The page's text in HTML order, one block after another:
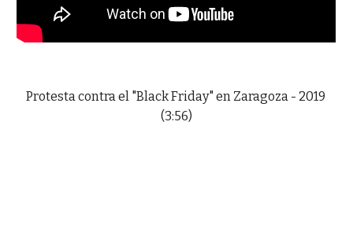
Protesta contra el "Black Friday" en Zaragoza - 2019
(3:56)